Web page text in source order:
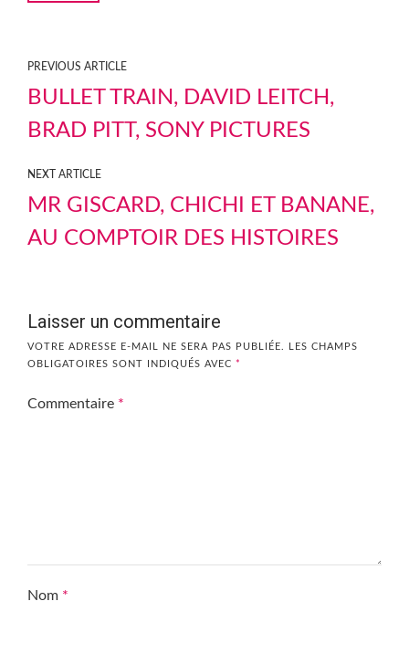
PREVIOUS ARTICLE
BULLET TRAIN, DAVID LEITCH,
BRAD PITT, SONY PICTURES
NEXT ARTICLE
MR GISCARD, CHICHI ET BANANE,
AU COMPTOIR DES HISTOIRES
Laisser un commentaire
VOTRE ADRESSE E-MAIL NE SERA PAS PUBLIÉE.
LES CHAMPS
OBLIGATOIRES SONT INDIQUÉS AVEC *
Commentaire *
Nom *